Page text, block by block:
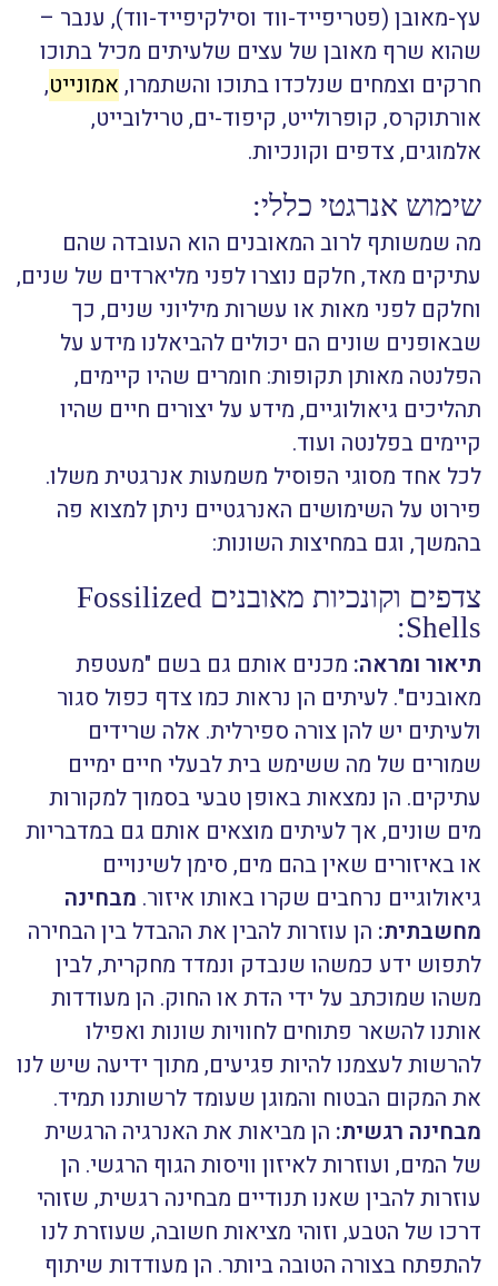
עץ-מאובן (פטריפייד-ווד וסילקיפייד-ווד), ענבר –
שהוא שרף מאובן של עצים שלעיתים מכיל בתוכו
חרקים וצמחים שנלכדו בתוכו והשתמרו, אמונייט,
אורתוקרס, קופרולייט, קיפוד-ים, טרילובייט,
אלמוגים, צדפים וקונכיות.
שימוש אנרגטי כללי:
מה שמשותף לרוב המאובנים הוא העובדה שהם
עתיקים מאד, חלקם נוצרו לפני מליארדים של שנים,
וחלקם לפני מאות או עשרות מיליוני שנים, כך
שבאופנים שונים הם יכולים להביאלנו מידע על
הפלנטה מאותן תקופות: חומרים שהיו קיימים,
תהליכים גיאולוגיים, מידע על יצורים חיים שהיו
קיימים בפלנטה ועוד.
לכל אחד מסוגי הפוסיל משמעות אנרגטית משלו.
פירוט על השימושים האנרגטיים ניתן למצוא פה
בהמשך, וגם במחיצות השונות:
צדפים וקונכיות מאובנים Fossilized
Shells:
תיאור ומראה: מכנים אותם גם בשם "מעטפת
מאובנים". לעיתים הן נראות כמו צדף כפול סגור
ולעיתים יש להן צורה ספירלית. אלה שרידים
שמורים של מה ששימש בית לבעלי חיים ימיים
עתיקים. הן נמצאות באופן טבעי בסמוך למקורות
מים שונים, אך לעיתים מוצאים אותם גם במדבריות
או באיזורים שאין בהם מים, סימן לשינויים
גיאולוגיים נרחבים שקרו באותו איזור. מבחינה
מחשבתית: הן עוזרות להבין את ההבדל בין הבחירה
לתפוש ידע כמשהו שנבדק ונמדד מחקרית, לבין
משהו שמוכתב על ידי הדת או החוק. הן מעודדות
אותנו להשאר פתוחים לחוויות שונות ואפילו
להרשות לעצמנו להיות פגיעים, מתוך ידיעה שיש לנו
את המקום הבטוח והמוגן שעומד לרשותנו תמיד.
מבחינה רגשית: הן מביאות את האנרגיה הרגשית
של המים, ועוזרות לאיזון וויסות הגוף הרגשי. הן
עוזרות להבין שאנו תנודיים מבחינה רגשית, שזוהי
דרכו של הטבע, וזוהי מציאות חשובה, שעוזרת לנו
להתפתח בצורה הטובה ביותר. הן מעודדות שיתוף